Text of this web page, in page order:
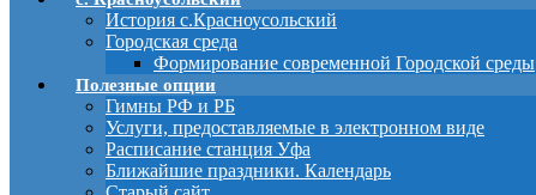
История с.Красноусольский
Городская среда
Формирование современной Городской среды
Полезные опции
Гимны РФ и РБ
Услуги, предоставляемые в электронном виде
Расписание станция Уфа
Ближайшие праздники. Календарь